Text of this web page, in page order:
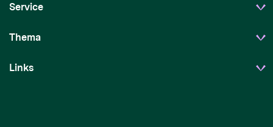
Service
Thema
Links